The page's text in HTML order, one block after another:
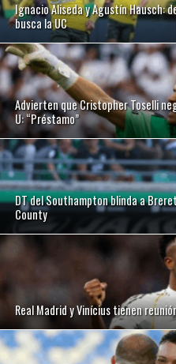
Ignacio Aliseda y Agustín Hausch:
busca la UC
Advierten que Cristopher Toselli
U: “Préstamo”
DT del Southampton blinda a
County
Real Madrid y Vinícius tienen